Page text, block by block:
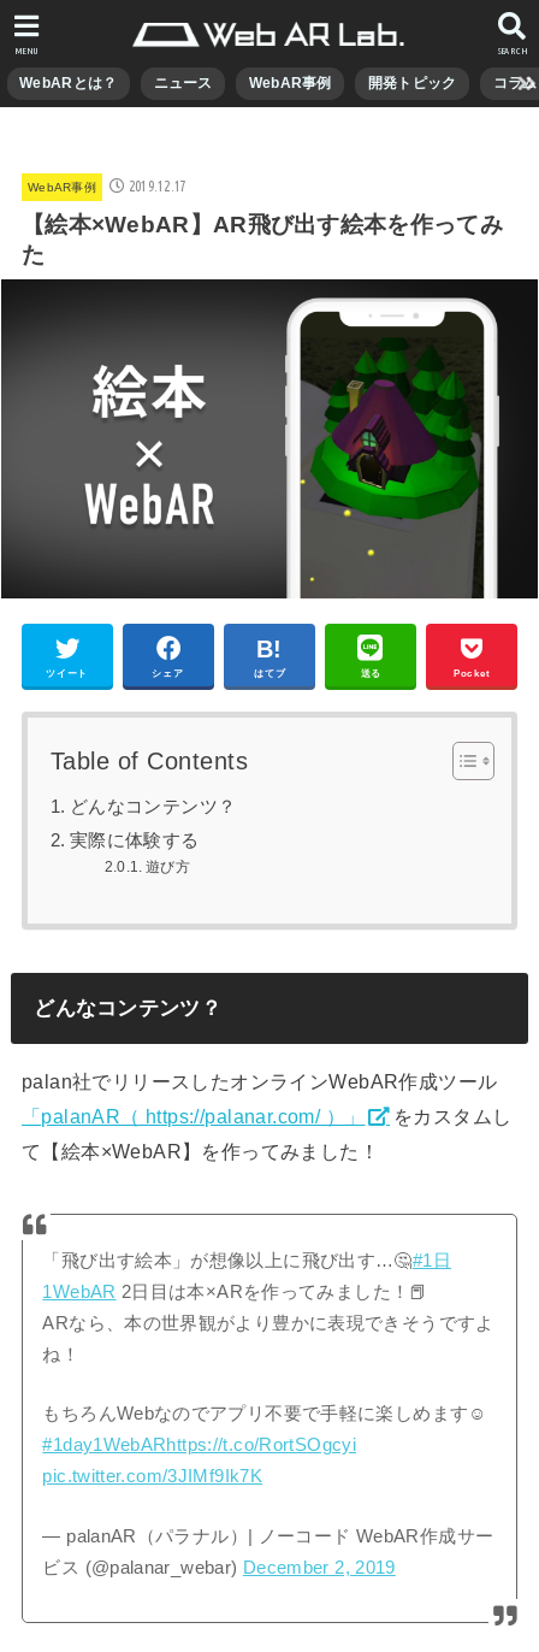
WebARとは？ ニュース WebAR事例 開発トピック コラム
SEARCH
MENU
WebAR事例 2019.12.17
【絵本×WebAR】AR飛び出す絵本を作ってみ
た
ツイート シェア はてブ 送る Pocket
Table of Contents
どんなコンテンツ？
実際に体験する
遊び方
どんなコンテンツ？
palan社でリリースしたオンラインWebAR作成ツール
「palanAR（ https://palanar.com/ ）」
をカスタムし
て【絵本×WebAR】を作ってみました！
「飛び出す絵本」が想像以上に飛び出す…🤔#1日
1WebAR 2日目は本×ARを作ってみました！📕
ARなら、本の世界観がより豊かに表現できそうですよ
ね！
もちろんWebなのでアプリ不要で手軽に楽しめます☺️
#1day1WebARhttps://t.co/RortSOgcyi
pic.twitter.com/3JIMf9Ik7K
— palanAR（パラナル）| ノーコード WebAR作成サー
ビス (@palanar_webar) December 2, 2019